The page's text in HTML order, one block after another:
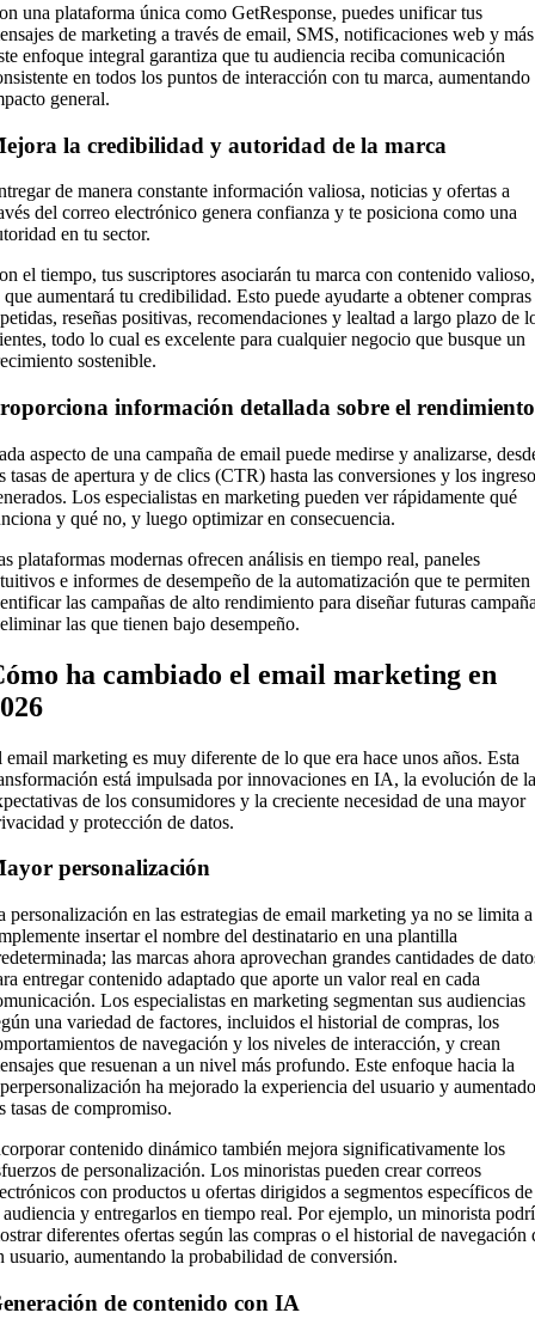
una plataforma única como GetResponse, puedes unificar tus
de marketing a través de email, SMS, notificaciones web y
enfoque integral garantiza que tu audiencia reciba comunicación
en todos los puntos de interacción con tu marca, aumentando
general.
la credibilidad y autoridad de la marca
de manera constante información valiosa, noticias y ofertas a
del correo electrónico genera confianza y te posiciona como una
en tu sector.
el tiempo, tus suscriptores asociarán tu marca con contenido valioso,
que aumentará tu credibilidad. Esto puede ayudarte a obtener compras
reseñas positivas, recomendaciones y lealtad a largo plazo de
todo lo cual es excelente para cualquier negocio que busque un
sostenible.
información detallada sobre el rendimiento
aspecto de una campaña de email puede medirse y analizarse,
tasas de apertura y de clics (CTR) hasta las conversiones y los
Los especialistas en marketing pueden ver rápidamente qué
y qué no, y luego optimizar en consecuencia.
plataformas modernas ofrecen análisis en tiempo real, paneles
e informes de desempeño de la automatización que te permiten
las campañas de alto rendimiento para diseñar futuras
las que tienen bajo desempeño.
ha cambiado el email marketing en
email marketing es muy diferente de lo que era hace unos años. Esta
está impulsada por innovaciones en IA, la evolución de
de los consumidores y la creciente necesidad de una mayor
y protección de datos.
personalización
personalización en las estrategias de email marketing ya no se limita a
insertar el nombre del destinatario en una plantilla
las marcas ahora aprovechan grandes cantidades de
entregar contenido adaptado que aporte un valor real en cada
Los especialistas en marketing segmentan sus audiencias
una variedad de factores, incluidos el historial de compras, los
de navegación y los niveles de interacción, y crean
que resuenan a un nivel más profundo. Este enfoque hacia la
ha mejorado la experiencia del usuario y aumentado
tasas de compromiso.
contenido dinámico también mejora significativamente los
de personalización. Los minoristas pueden crear correos
con productos u ofertas dirigidos a segmentos específicos de
audiencia y entregarlos en tiempo real. Por ejemplo, un minorista
diferentes ofertas según las compras o el historial de navegación
usuario, aumentando la probabilidad de conversión.
de contenido con IA